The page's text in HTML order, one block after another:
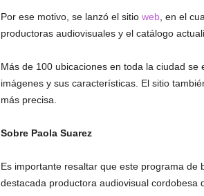
Por ese motivo, se lanzó el sitio web, en el
productoras audiovisuales y el catálogo
Más de 100 ubicaciones en toda la ciudad
imágenes y sus características. El sitio
más precisa.
Sobre Paola Suarez
Es importante resaltar que este programa de
destacada productora audiovisual cordobesa